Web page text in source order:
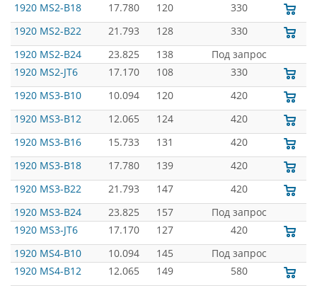
1920 MS2-B18
17.780 120
330
1920 MS2-B22
21.793 128
330
1920 MS2-B24
23.825 138
Под запрос
1920 MS2-JT6
17.170 108
330
1920 MS3-B10
10.094 120
420
1920 MS3-B12
12.065 124
420
1920 MS3-B16
15.733 131
420
1920 MS3-B18
17.780 139
420
1920 MS3-B22
21.793 147
420
1920 MS3-B24
23.825 157
Под запрос
1920 MS3-JT6
17.170 127
420
1920 MS4-B10
10.094 145
Под запрос
1920 MS4-B12
12.065 149
580